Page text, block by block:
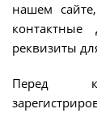
нашем
реквизиты
Перед